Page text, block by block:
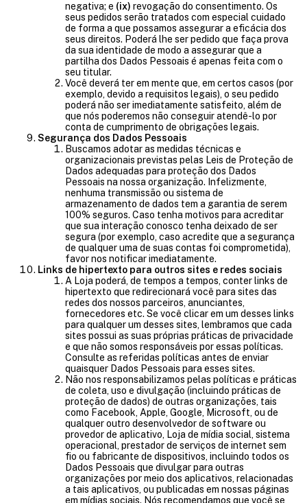
negativa; e (ix) revogação do consentimento. Os
seus pedidos serão tratados com especial cuidado
de forma a que possamos assegurar a eficácia dos
seus direitos. Poderá lhe ser pedido que faça prova
da sua identidade de modo a assegurar que a
partilha dos Dados Pessoais é apenas feita com o
seu titular.
Você deverá ter em mente que, em certos casos (por
exemplo, devido a requisitos legais), o seu pedido
poderá não ser imediatamente satisfeito, além de
que nós poderemos não conseguir atendê-lo por
conta de cumprimento de obrigações legais.
Segurança dos Dados Pessoais
Buscamos adotar as medidas técnicas e
organizacionais previstas pelas Leis de Proteção de
Dados adequadas para proteção dos Dados
Pessoais na nossa organização. Infelizmente,
nenhuma transmissão ou sistema de
armazenamento de dados tem a garantia de serem
100% seguros. Caso tenha motivos para acreditar
que sua interação conosco tenha deixado de ser
segura (por exemplo, caso acredite que a segurança
de qualquer uma de suas contas foi comprometida),
favor nos notificar imediatamente.
Links de hipertexto para outros sites e redes sociais
A Loja poderá, de tempos a tempos, conter links de
hipertexto que redirecionará você para sites das
redes dos nossos parceiros, anunciantes,
fornecedores etc. Se você clicar em um desses links
para qualquer um desses sites, lembramos que cada
sites possui as suas próprias práticas de privacidade
e que não somos responsáveis por essas políticas.
Consulte as referidas políticas antes de enviar
quaisquer Dados Pessoais para esses sites.
Não nos responsabilizamos pelas políticas e práticas
de coleta, uso e divulgação (incluindo práticas de
proteção de dados) de outras organizações, tais
como Facebook, Apple, Google, Microsoft, ou de
qualquer outro desenvolvedor de software ou
provedor de aplicativo, Loja de mídia social, sistema
operacional, prestador de serviços de internet sem
fio ou fabricante de dispositivos, incluindo todos os
Dados Pessoais que divulgar para outras
organizações por meio dos aplicativos, relacionadas
a tais aplicativos, ou publicadas em nossas páginas
em mídias sociais. Nós recomendamos que você se